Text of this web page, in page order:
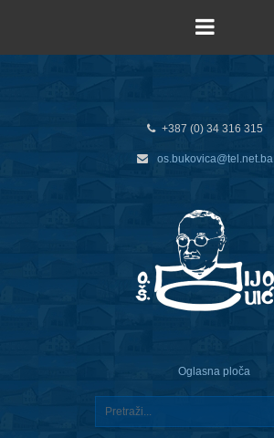
+387 (0) 34 316 315
os.bukovica@tel.net.ba
Oglasna ploča